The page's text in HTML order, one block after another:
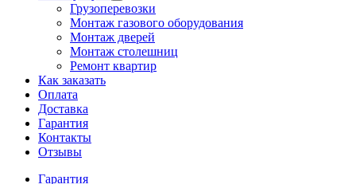
Грузоперевозки
Монтаж газового оборудования
Монтаж дверей
Монтаж столешниц
Ремонт квартир
Как заказать
Оплата
Доставка
Гарантия
Контакты
Отзывы
Гарантия